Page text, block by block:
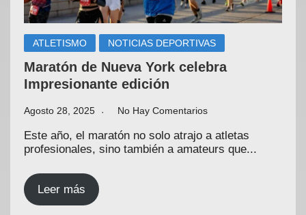
ATLETISMO NOTICIAS DEPORTIVAS
Maratón de Nueva York celebra
Impresionante edición
Agosto 28, 2025 No Hay Comentarios
Este año, el maratón no solo atrajo a atletas
profesionales, sino también a amateurs que...
Leer más